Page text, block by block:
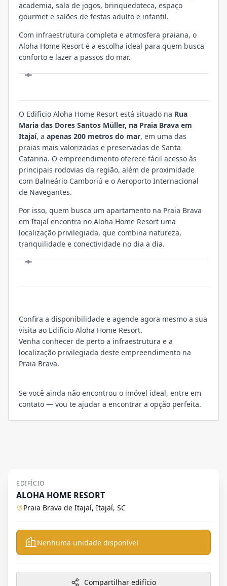
academia, sala de jogos, brinquedoteca, espaço
gourmet e salões de festas adulto e infantil.
Com infraestrutura completa e atmosfera praiana, o
Aloha Home Resort é a escolha ideal para quem busca
conforto e lazer a passos do mar.
O Edifício Aloha Home Resort está situado na Rua
Maria das Dores Santos Müller, na Praia Brava em
Itajaí, a apenas 200 metros do mar, em uma das
praias mais valorizadas e preservadas de Santa
Catarina. O empreendimento oferece fácil acesso às
principais rodovias da região, além de proximidade
com Balneário Camboriú e o Aeroporto Internacional
de Navegantes.
Por isso, quem busca um apartamento na Praia Brava
em Itajaí encontra no Aloha Home Resort uma
localização privilegiada, que combina natureza,
tranquilidade e conectividade no dia a dia.
Confira a disponibilidade e agende agora mesmo a sua
visita ao Edifício Aloha Home Resort.
Venha conhecer de perto a infraestrutura e a
localização privilegiada deste empreendimento na
Praia Brava.
Se você ainda não encontrou o imóvel ideal, entre em
contato — vou te ajudar a encontrar a opção perfeita.
EDIFÍCIO
ALOHA HOME RESORT
Praia Brava de Itajaí, Itajaí, SC
Nenhuma unidade disponível
Compartilhar edifício